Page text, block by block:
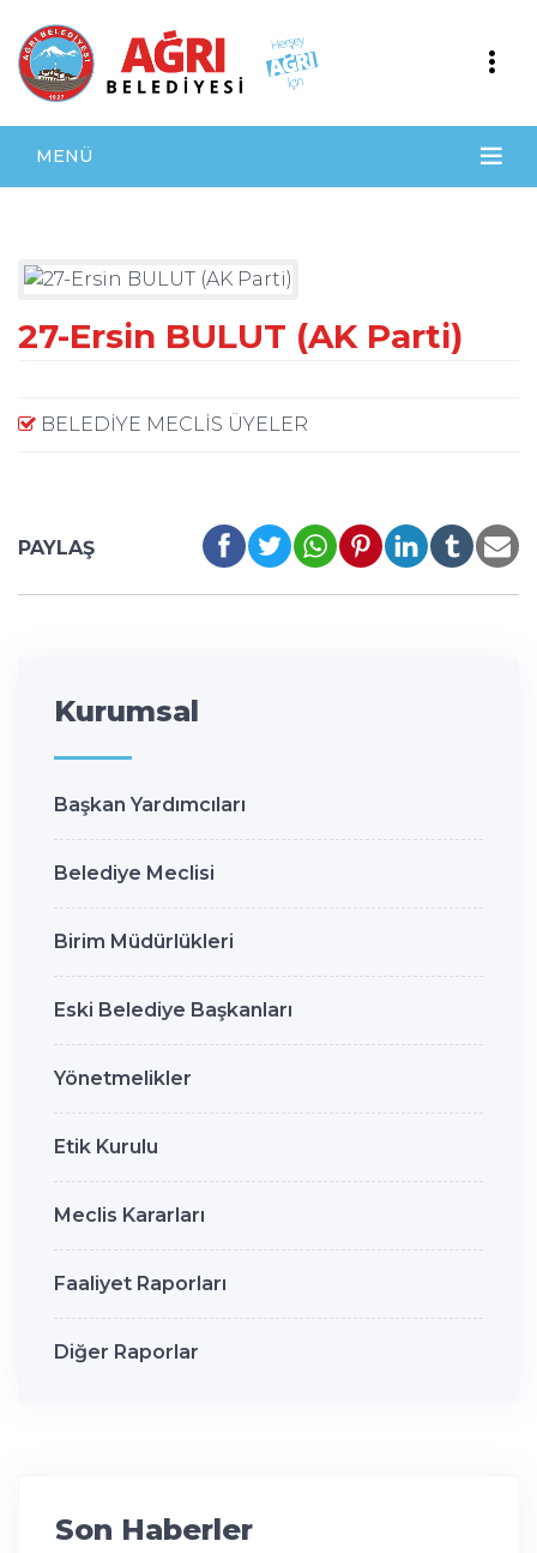
MENÜ
27-Ersin BULUT (AK Parti)
BELEDİYE MECLİS ÜYELER
PAYLAŞ
Kurumsal
Başkan Yardımcıları
Belediye Meclisi
Birim Müdürlükleri
Eski Belediye Başkanları
Yönetmelikler
Etik Kurulu
Meclis Kararları
Faaliyet Raporları
Diğer Raporlar
Son Haberler